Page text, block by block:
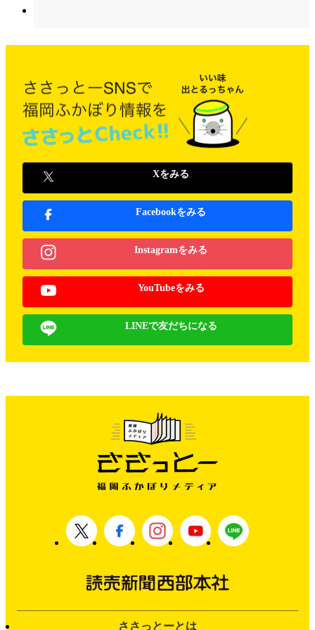
Xをみる
Facebookをみる
Instagramをみる
YouTubeをみる
LINEで友だちになる
ささっとーとは